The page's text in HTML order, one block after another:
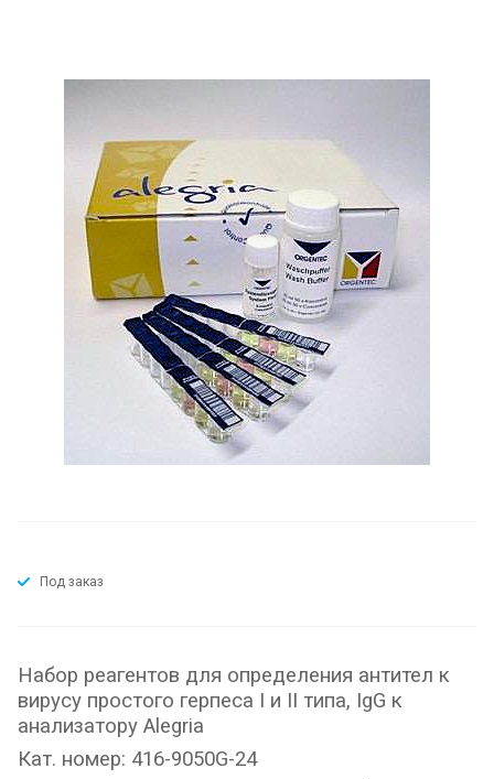
Под заказ
Набор реагентов для определения антител к
вирусу простого герпеса I и II типа, IgG к
анализатору Alegria
Кат. номер: 416-9050G-24